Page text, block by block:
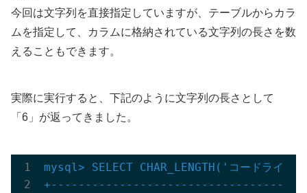
今回は文字列を直接指定していますが、テーブルからカラ
ムを指定して、カラムに格納されている文字列の長さを数
えることもできます。
実際に実行すると、下記のように文字列の長さとして
「6」が返ってきました。
mysql> SELECT CHAR_LENGTH('コードライ
+-----------------------------------+